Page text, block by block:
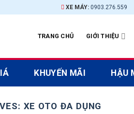
XE MÁY: 0903.276.559
TRANG CHỦ GIỚI THIỆU
KHUYẾN MÃI HẬU
XE OTO ĐA DỤNG